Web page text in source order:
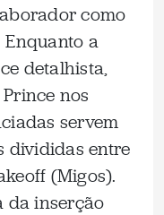
como
a
detalhista,
nos
servem
divididas entre
(Migos).
da inserção